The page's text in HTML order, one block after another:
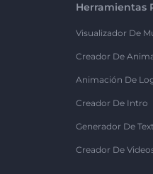
Herramientas
Visualizador De
Creador De
Animación De
Creador De Intro
Generador De
Creador De